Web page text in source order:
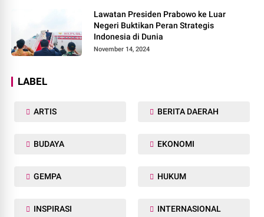
Lawatan Presiden Prabowo ke Luar
Negeri Buktikan Peran Strategis
Indonesia di Dunia
November 14, 2024
LABEL
ARTIS BERITA DAERAH
BUDAYA EKONOMI
GEMPA HUKUM
INSPIRASI INTERNASIONAL